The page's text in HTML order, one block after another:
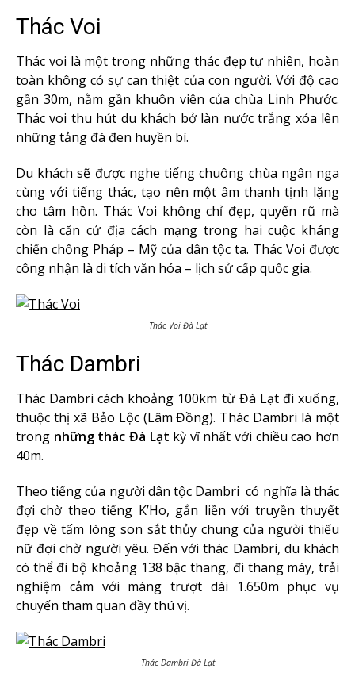
Thác Voi
Thác voi là một trong những thác đẹp tự nhiên, hoàn
toàn không có sự can thiệt của con người. Với độ cao
gần 30m, nằm gần khuôn viên của chùa Linh Phước.
Thác voi thu hút du khách bở làn nước trắng xóa lên
những tảng đá đen huyền bí.
Du khách sẽ được nghe tiếng chuông chùa ngân nga
cùng với tiếng thác, tạo nên một âm thanh tịnh lặng
cho tâm hồn. Thác Voi không chỉ đẹp, quyến rũ mà
còn là căn cứ địa cách mạng trong hai cuộc kháng
chiến chống Pháp – Mỹ của dân tộc ta. Thác Voi được
công nhận là di tích văn hóa – lịch sử cấp quốc gia.
Thác Voi Đà Lạt
Thác Dambri
Thác Dambri cách khoảng 100km từ Đà Lạt đi xuống,
thuộc thị xã Bảo Lộc (Lâm Đồng). Thác Dambri là một
trong những thác Đà Lạt kỳ vĩ nhất với chiều cao hơn
40m.
Theo tiếng của người dân tộc Dambri có nghĩa là thác
đợi chờ theo tiếng K’Ho, gắn liền với truyền thuyết
đẹp về tấm lòng son sắt thủy chung của người thiếu
nữ đợi chờ người yêu. Đến với thác Dambri, du khách
có thể đi bộ khoảng 138 bậc thang, đi thang máy, trải
nghiệm cảm với máng trượt dài 1.650m phục vụ
chuyến tham quan đầy thú vị.
Thác Dambri Đà Lạt